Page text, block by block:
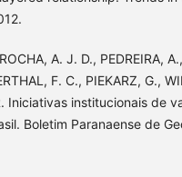
A. J. D., PEDREIRA,
F. C., PIEKARZ, G.,
Iniciativas institucionais de
Boletim Paranaense de